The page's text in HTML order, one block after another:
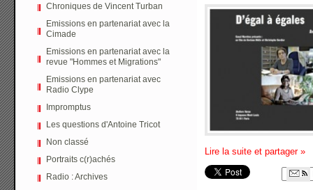
Chroniques de Vincent Turban
Emissions en partenariat avec la
Cimade
Emissions en partenariat avec la
revue "Hommes et Migrations"
Emissions en partenariat avec
Radio Clype
Impromptus
Les questions d'Antoine Tricot
Non classé
Portraits c(r)achés
Radio : Archives
Lire la suite et partager »